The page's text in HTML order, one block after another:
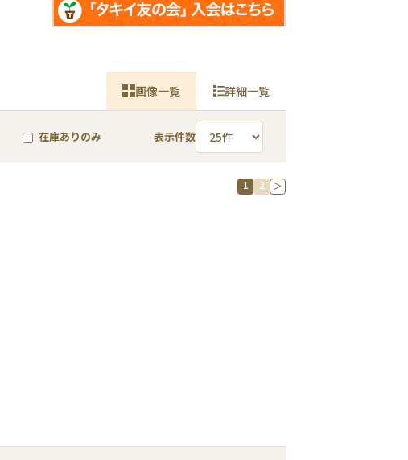
画像一覧 詳細一覧
在庫ありのみ 表示件数
1 2 ＞